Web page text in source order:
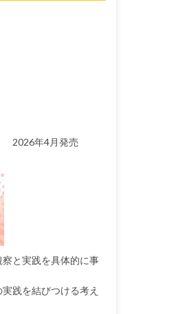
2026年4月発売
と実践を具体的に事
践を結びつける考え